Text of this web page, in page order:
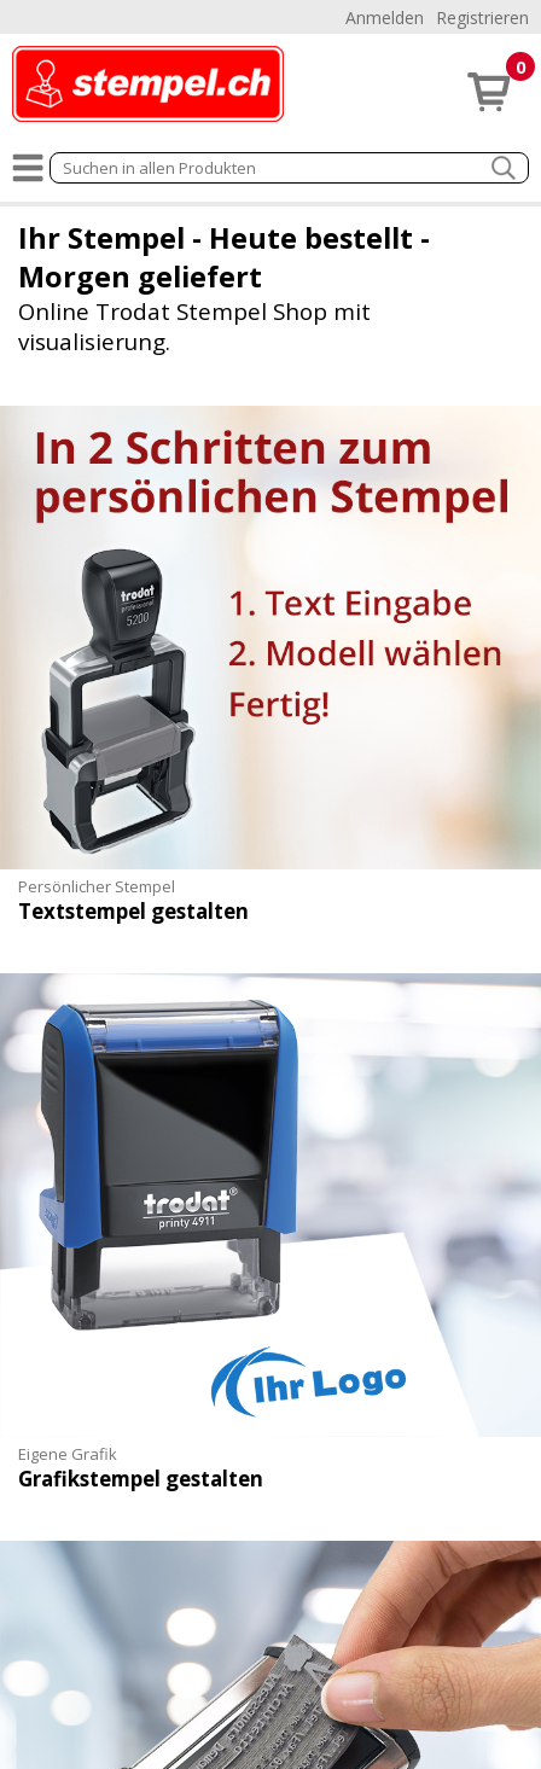
Anmelden Registrieren
0
Ihr Stempel - Heute bestellt -
Morgen geliefert
Online Trodat Stempel Shop mit
visualisierung.
Persönlicher Stempel
Textstempel gestalten
Eigene Grafik
Grafikstempel gestalten